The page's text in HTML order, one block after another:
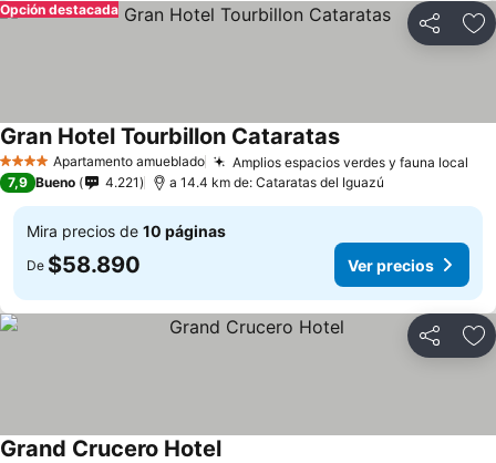
Compartir
Opción destacada
4 EstrellasApartamento amueblado Amplios espacios verdes y fauna local
Gran Hotel Tourbillon Cataratas
7,9 Bueno 4.221 a 14.4 km de: Cataratas del Iguazú
Mira precios de 10 páginas
De $58.890 Ver precios
Compartir
Grand Crucero Hotel